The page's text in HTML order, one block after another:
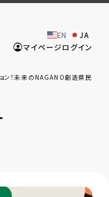
マイページログイン
EN JA
ョン！未来のNAGANO創造県民